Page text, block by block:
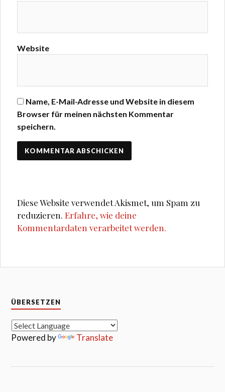
Website
Name, E-Mail-Adresse und Website in diesem
Browser für meinen nächsten Kommentar
speichern.
Diese Website verwendet Akismet, um Spam zu
reduzieren.Erfahre, wie deine
Kommentardaten verarbeitet werden.
ÜBERSETZEN
Powered by Translate